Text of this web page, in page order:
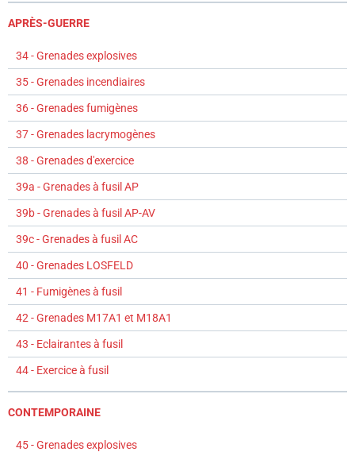
APRÈS-GUERRE
34 - Grenades explosives
35 - Grenades incendiaires
36 - Grenades fumigènes
37 - Grenades lacrymogènes
38 - Grenades d'exercice
39a - Grenades à fusil AP
39b - Grenades à fusil AP-AV
39c - Grenades à fusil AC
40 - Grenades LOSFELD
41 - Fumigènes à fusil
42 - Grenades M17A1 et M18A1
43 - Eclairantes à fusil
44 - Exercice à fusil
CONTEMPORAINE
45 - Grenades explosives